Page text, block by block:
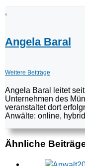
Angela Baral
Weitere Beiträge
Angela Baral leitet
Unternehmen des
veranstaltet dort
Anwälte: online,
Ähnliche